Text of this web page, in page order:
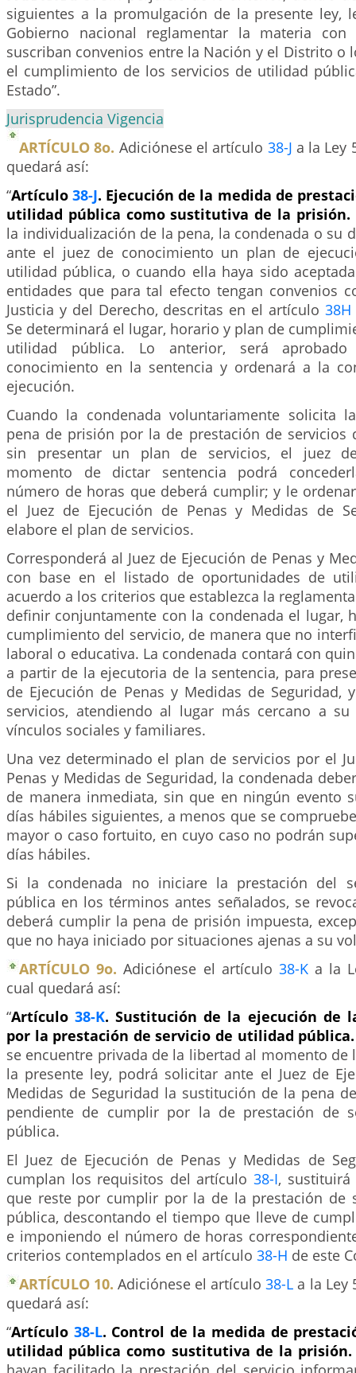
siguientes a la promulgación de la presente ley,
Gobierno nacional reglamentar la materia
suscriban convenios entre la Nación y el Distrito o
el cumplimiento de los servicios de utilidad
Estado”.
Jurisprudencia Vigencia
ARTÍCULO 8o. Adiciónese el artículo 38-J a la Ley
quedará así:
“Artículo38-J. Ejecución de la medida de
utilidad pública como sustitutiva de la prisión.
la individualización de la pena, la condenada o su
ante el juez de conocimiento un plan de
utilidad pública, o cuando ella haya sido
entidades que para tal efecto tengan convenios
Justicia y del Derecho, descritas en el artículo 38H
Se determinará el lugar, horario y plan de
utilidad pública. Lo anterior, será
conocimiento en la sentencia y ordenará a la
ejecución.
Cuando la condenada voluntariamente solicita
pena de prisión por la de prestación de servicios
sin presentar un plan de servicios, el juez
momento de dictar sentencia podrá
número de horas que deberá cumplir; y le
el Juez de Ejecución de Penas y Medidas de
elabore el plan de servicios.
Corresponderá al Juez de Ejecución de Penas y
con base en el listado de oportunidades de
acuerdo a los criterios que establezca la
definir conjuntamente con la condenada el lugar,
cumplimiento del servicio, de manera que no
laboral o educativa. La condenada contará con
a partir de la ejecutoria de la sentencia, para
de Ejecución de Penas y Medidas de
servicios, atendiendo al lugar más cercano a
vínculos sociales y familiares.
Una vez determinado el plan de servicios por el
Penas y Medidas de Seguridad, la condenada
de manera inmediata, sin que en ningún evento
días hábiles siguientes, a menos que se
mayor o caso fortuito, en cuyo caso no podrán
días hábiles.
Si la condenada no iniciare la prestación del
pública en los términos antes señalados, se
deberá cumplir la pena de prisión impuesta,
que no haya iniciado por situaciones ajenas a su
ARTÍCULO 9o. Adiciónese el artículo 38-Ka la
cual quedará así:
“Artículo38-K. Sustitución de la ejecución de
por la prestación de servicio de utilidad
se encuentre privada de la libertad al momento de
la presente ley, podrá solicitar ante el Juez de
Medidas de Seguridad la sustitución de la pena
pendiente de cumplir por la de prestación de
pública.
El Juez de Ejecución de Penas y Medidas de
cumplan los requisitos del artículo 38-I,
que reste por cumplir por la de la prestación de
pública, descontando el tiempo que lleve de
e imponiendo el número de horas
criterios contemplados en el artículo 38-H de este
ARTÍCULO 10. Adiciónese el artículo38-L a la Ley
quedará así:
“Artículo 38-L. Control de la medida de
utilidad pública como sustitutiva de la